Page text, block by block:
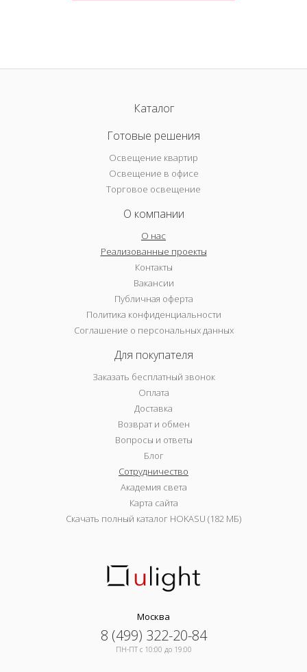
Каталог
Готовые решения
Освещение квартир
Освещение в офисе
Торговое освещение
О компании
О нас
Реализованные проекты
Контакты
Вакансии
Публичная оферта
Политика конфиденциальности
Соглашение о персональных данных
Для покупателя
Заказать бесплатный звонок
Оплата
Доставка
Возврат и обмен
Вопросы и ответы
Блог
Сотрудничество
Академия света
Карта сайта
Скачать полный каталог HOKASU (182 МБ)
Москва
8 (499) 322-20-84
ПН-ПТ c 10:00 до 19:00